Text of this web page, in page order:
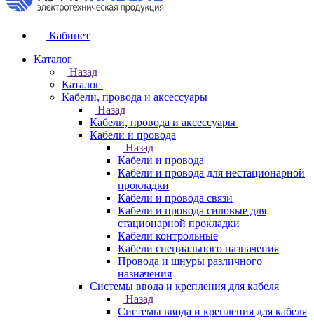
Кабинет
Каталог
Назад
Каталог
Кабели, провода и аксессуары
Назад
Кабели, провода и аксессуары
Кабели и провода
Назад
Кабели и провода
Кабели и провода для нестационарной
прокладки
Кабели и провода связи
Кабели и провода силовые для
стационарной прокладки
Кабели контрольные
Кабели специального назначения
Провода и шнуры различного
назначения
Системы ввода и крепления для кабеля
Назад
Системы ввода и крепления для кабеля